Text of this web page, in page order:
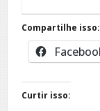
Compartilhe isso:
Curtir isso: